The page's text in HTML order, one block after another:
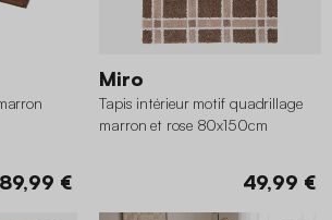
89,99 €
Miro
Tapis intérieur motif quadrillage
marron et rose 80x150cm
49,99 €